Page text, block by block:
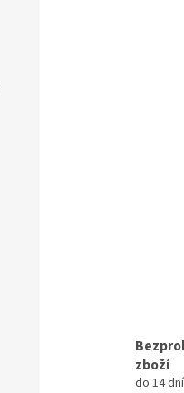
zboží
do 14